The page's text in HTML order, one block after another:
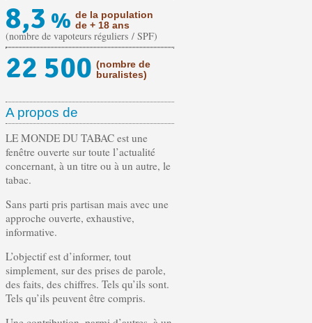
8,3 % de la population
de + 18 ans
(nombre de vapoteurs réguliers / SPF)
22 500 (nombre de
buralistes)
A propos de
LE MONDE DU TABAC est une
fenêtre ouverte sur toute l’actualité
concernant, à un titre ou à un autre, le
tabac.
Sans parti pris partisan mais avec une
approche ouverte, exhaustive,
informative.
L’objectif est d’informer, tout
simplement, sur des prises de parole,
des faits, des chiffres. Tels qu’ils sont.
Tels qu’ils peuvent être compris.